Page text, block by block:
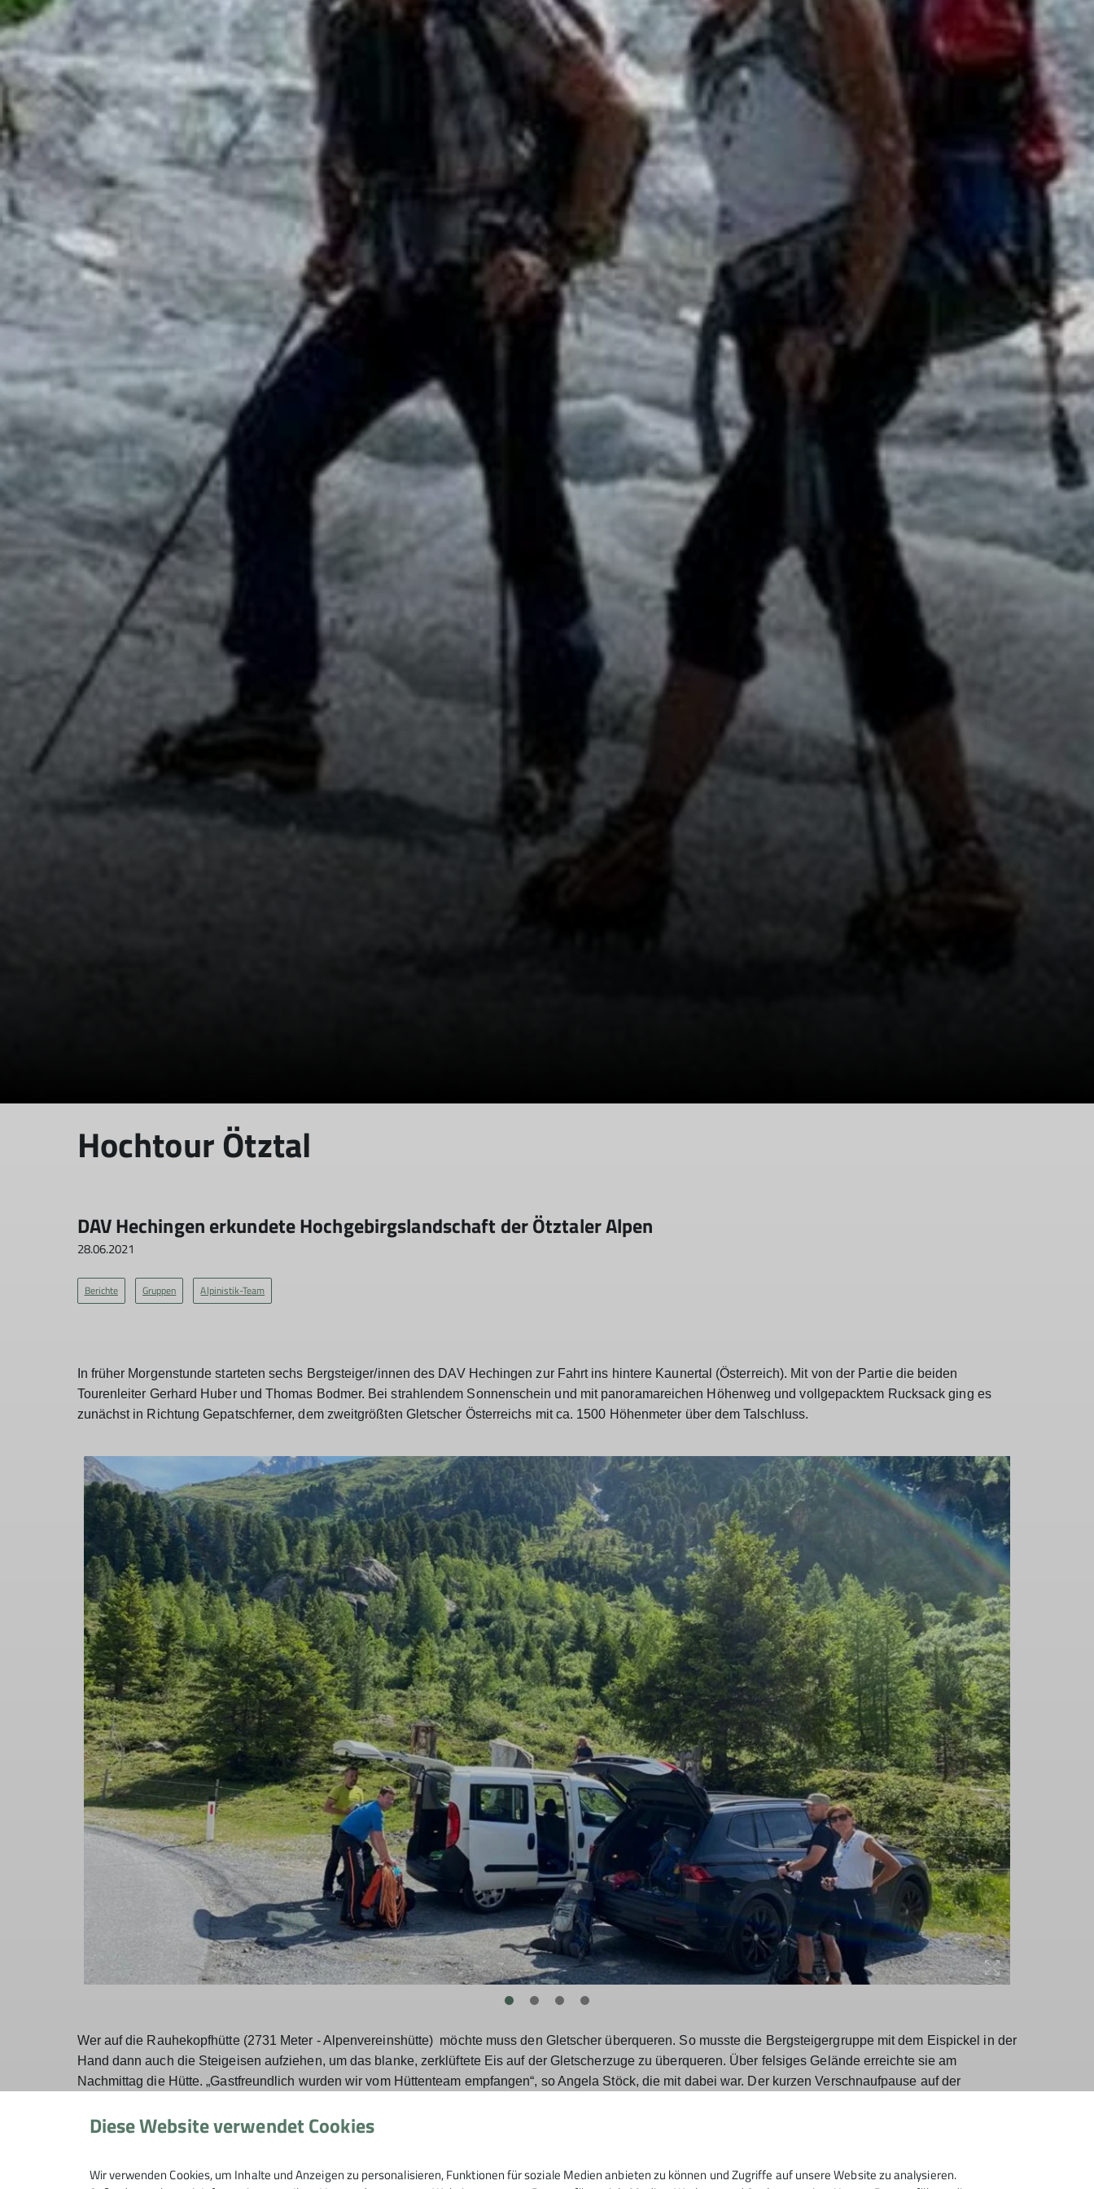
Hochtour Ötztal
DAV Hechingen erkundete Hochgebirgslandschaft der Ötztaler Alpen
28.06.2021
Berichte Gruppen Alpinistik-Team
In früher Morgenstunde starteten sechs Bergsteiger/innen des DAV Hechingen zur Fahrt ins hintere Kaunertal (Österreich). Mit von der Partie die beiden
Tourenleiter Gerhard Huber und Thomas Bodmer. Bei strahlendem Sonnenschein und mit panoramareichen Höhenweg und vollgepacktem Rucksack ging es
zunächst in Richtung Gepatschferner, dem zweitgrößten Gletscher Österreichs mit ca. 1500 Höhenmeter über dem Talschluss.
Wer auf die Rauhekopfhütte (2731 Meter - Alpenvereinshütte) möchte muss den Gletscher überqueren. So musste die Bergsteigergruppe mit dem Eispickel in der
Hand dann auch die Steigeisen aufziehen, um das blanke, zerklüftete Eis auf der Gletscherzuge zu überqueren. Über felsiges Gelände erreichte sie am
Nachmittag die Hütte. „Gastfreundlich wurden wir vom Hüttenteam empfangen“, so Angela Stöck, die mit dabei war. Der kurzen Verschnaufpause auf der
Flaschenzug und Selbstrettung besprochen und praxisnah geübt. In der urigen Gaststube mit Zirbenholzausstattung wurde das reichliche Abendessen serviert,
Holzofen und gegessen bei Kerzenlicht, erinnert sich Angela Stöck. „Die gemütliche Atmosphäre mit einfach urigen Flair ist das, was die Gäste an der Hütte
© DAV Hechingen
Diese Website verwendet Cookies
Wir verwenden Cookies, um Inhalte und Anzeigen zu personalisieren, Funktionen für soziale Medien anbieten zu können und Zugriffe auf unsere Website zu analysieren.